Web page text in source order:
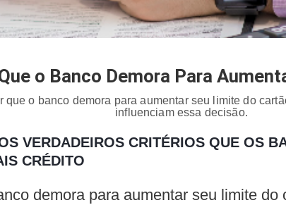
o Banco Demora Para
que o banco demora para aumentar seu limite do
influenciam essa decisão.
VERDADEIROS CRITÉRIOS QUE OS
CRÉDITO
demora para aumentar seu limite do